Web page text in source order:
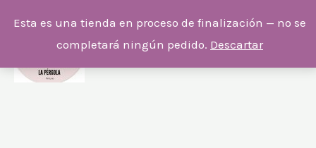
Esta es una tienda en proceso de finalización — no se
completará ningún pedido. Descartar